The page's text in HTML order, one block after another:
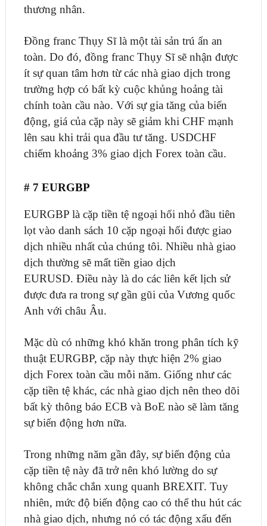
thương nhân.
Đồng franc Thụy Sĩ là một tài sản trú ẩn an
toàn. Do đó, đồng franc Thụy Sĩ sẽ nhận được
ít sự quan tâm hơn từ các nhà giao dịch trong
trường hợp có bất kỳ cuộc khủng hoảng tài
chính toàn cầu nào. Với sự gia tăng của biến
động, giá của cặp này sẽ giảm khi CHF mạnh
lên sau khi trải qua đầu tư tăng. USDCHF
chiếm khoảng 3% giao dịch Forex toàn cầu.
# 7 EURGBP
EURGBP là cặp tiền tệ ngoại hối nhỏ đầu tiên
lọt vào danh sách 10 cặp ngoại hối được giao
dịch nhiều nhất của chúng tôi. Nhiều nhà giao
dịch thường sẽ mất tiền giao dịch
EURUSD. Điều này là do các liên kết lịch sử
được đưa ra trong sự gần gũi của Vương quốc
Anh với châu Âu.
Mặc dù có những khó khăn trong phân tích kỹ
thuật EURGBP, cặp này thực hiện 2% giao
dịch Forex toàn cầu mỗi năm. Giống như các
cặp tiền tệ khác, các nhà giao dịch nên theo dõi
bất kỳ thông báo ECB và BoE nào sẽ làm tăng
sự biến động hơn nữa.
Trong những năm gần đây, sự biến động của
cặp tiền tệ này đã trở nên khó lường do sự
không chắc chắn xung quanh BREXIT. Tuy
nhiên, mức độ biến động cao có thể thu hút các
nhà giao dịch, nhưng nó có tác động xấu đến